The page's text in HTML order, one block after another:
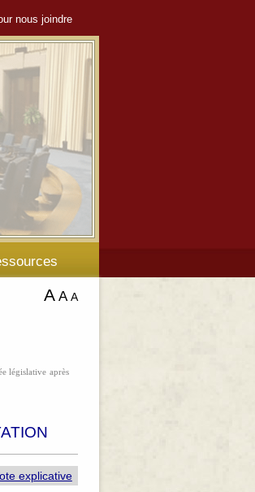
nous joindre
A A A
législative après
explicative